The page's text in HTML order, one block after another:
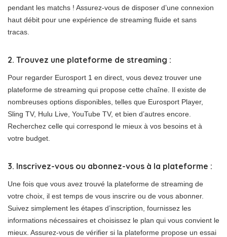
pendant les matchs ! Assurez-vous de disposer d’une connexion
haut débit pour une expérience de streaming fluide et sans
tracas.
2. Trouvez une plateforme de streaming :
Pour regarder Eurosport 1 en direct, vous devez trouver une
plateforme de streaming qui propose cette chaîne. Il existe de
nombreuses options disponibles, telles que Eurosport Player,
Sling TV, Hulu Live, YouTube TV, et bien d’autres encore.
Recherchez celle qui correspond le mieux à vos besoins et à
votre budget.
3. Inscrivez-vous ou abonnez-vous à la plateforme :
Une fois que vous avez trouvé la plateforme de streaming de
votre choix, il est temps de vous inscrire ou de vous abonner.
Suivez simplement les étapes d’inscription, fournissez les
informations nécessaires et choisissez le plan qui vous convient le
mieux. Assurez-vous de vérifier si la plateforme propose un essai